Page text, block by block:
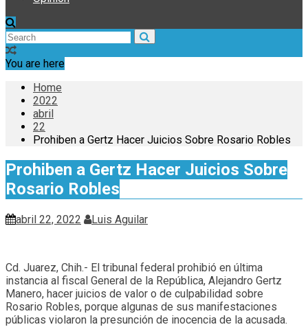
You are here
Home
2022
abril
22
Prohiben a Gertz Hacer Juicios Sobre Rosario Robles
Prohiben a Gertz Hacer Juicios Sobre
Rosario Robles
abril 22, 2022 Luis Aguilar
Cd. Juarez, Chih.- El tribunal federal prohibió en última
instancia al fiscal General de la República, Alejandro Gertz
Manero, hacer juicios de valor o de culpabilidad sobre
Rosario Robles, porque algunas de sus manifestaciones
públicas violaron la presunción de inocencia de la acusada.